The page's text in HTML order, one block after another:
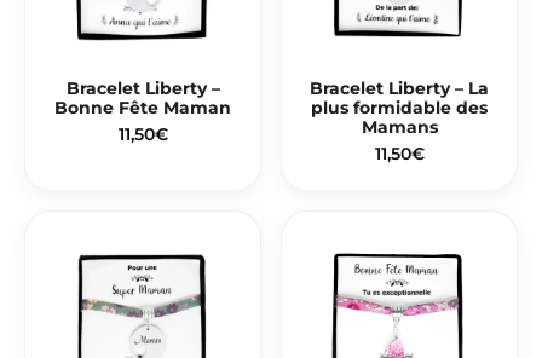
Bracelet Liberty –
Bonne Fête Maman
11,50€
Bracelet Liberty – La
plus formidable des
Mamans
11,50€